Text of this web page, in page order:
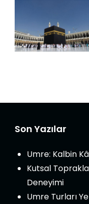
Son Yazılar
Umre: Kalbin
Kutsal
Deneyimi
Umre Turları